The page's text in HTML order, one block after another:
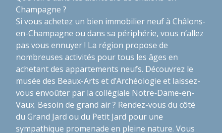
Champagne ?
Si vous achetez un bien immobilier neuf à Châlons-
en-Champagne ou dans sa périphérie, vous n’allez
pas vous ennuyer ! La région propose de
nombreuses activités pour tous les âges en
achetant des appartements neufs. Découvrez le
musée des Beaux-Arts et d’Archéologie et laissez-
vous envoûter par la collégiale Notre-Dame-en-
Vaux. Besoin de grand air ? Rendez-vous du côté
du Grand Jard ou du Petit Jard pour une
sympathique promenade en pleine nature. Vous